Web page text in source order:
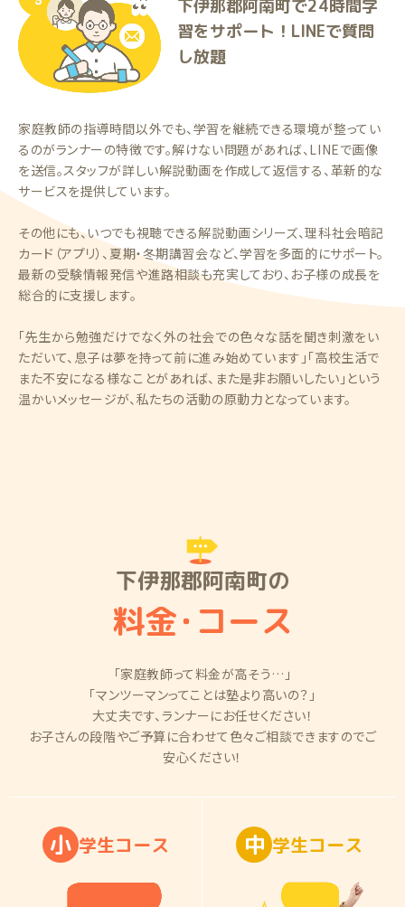
下伊那郡阿南町で24時間学
習をサポート！LINEで質問
し放題
家庭教師の指導時間以外でも、学習を継続できる環境が整ってい
るのがランナーの特徴です。解けない問題があれば、LINEで画像
を送信。スタッフが詳しい解説動画を作成して返信する、革新的な
サービスを提供しています。
その他にも、いつでも視聴できる解説動画シリーズ、理科社会暗記
カード（アプリ）、夏期・冬期講習会など、学習を多面的にサポート。
最新の受験情報発信や進路相談も充実しており、お子様の成長を
総合的に支援します。
「先生から勉強だけでなく外の社会での色々な話を聞き刺激をい
ただいて、息子は夢を持って前に進み始めています」「高校生活で
また不安になる様なことがあれば、また是非お願いしたい」という
温かいメッセージが、私たちの活動の原動力となっています。
下伊那郡阿南町の
料金・コース
「家庭教師って料金が高そう…」
「マンツーマンってことは塾より高いの？」
大丈夫です、ランナーにお任せください！
お子さんの段階やご予算に合わせて色々ご相談できますのでご
安心ください！
小 学生コース 中 学生コース